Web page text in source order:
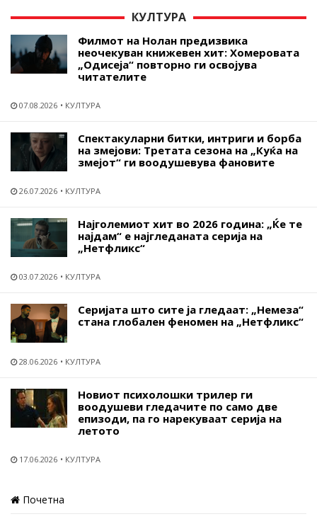
КУЛТУРА
Филмот на Нолан предизвика
неочекуван книжевен хит: Хомеровата
„Одисеја“ повторно ги освојува
читателите
07.08.2026 КУЛТУРА
Спектакуларни битки, интриги и борба
на змејови: Третата сезона на „Куќа на
змејот“ ги воодушевува фановите
26.07.2026 КУЛТУРА
Најголемиот хит во 2026 година: „Ќе те
најдам“ е најгледаната серија на
„Нетфликс“
03.07.2026 КУЛТУРА
Серијата што сите ја гледаат: „Немеза“
стана глобален феномен на „Нетфликс“
28.06.2026 КУЛТУРА
Новиот психолошки трилер ги
воодушеви гледачите по само две
епизоди, па го нарекуваат серија на
летото
17.06.2026 КУЛТУРА
Почетна